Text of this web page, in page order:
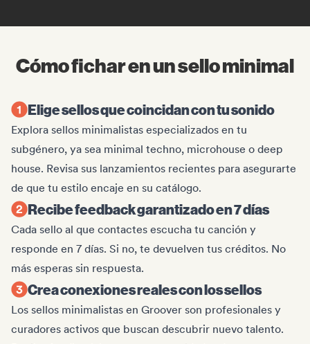
Cómo fichar en un sello minimal
Elige sellos que coincidan con tu sonido
Explora sellos minimalistas especializados en tu
subgénero, ya sea minimal techno, microhouse o deep
house. Revisa sus lanzamientos recientes para asegurarte
de que tu estilo encaje en su catálogo.
Recibe feedback garantizado en 7 días
Cada sello al que contactes escucha tu canción y
responde en 7 días. Si no, te devuelven tus créditos. No
más esperas sin respuesta.
Crea conexiones reales con los sellos
Los sellos minimalistas en Groover son profesionales y
curadores activos que buscan descubrir nuevo talento.